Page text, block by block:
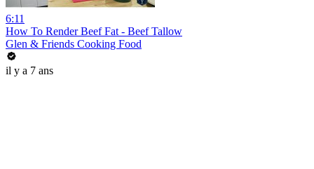
6:11
How To Render Beef Fat - Beef Tallow
Glen & Friends Cooking Food
il y a 7 ans